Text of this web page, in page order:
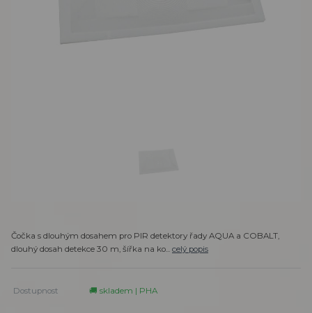
Čočka s dlouhým dosahem pro PIR detektory řady AQUA a COBALT,
dlouhý dosah detekce 30 m, šířka na ko... celý popis
Dostupnost 🚚 skladem | PHA